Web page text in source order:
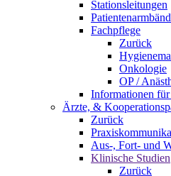
Stationsleitungen
Fachpflege
Zurück
Onkologie
OP /
Informationen
Ärzte, &
Zurück
Aus-, Fort- und
Klinische Studien
Zurück